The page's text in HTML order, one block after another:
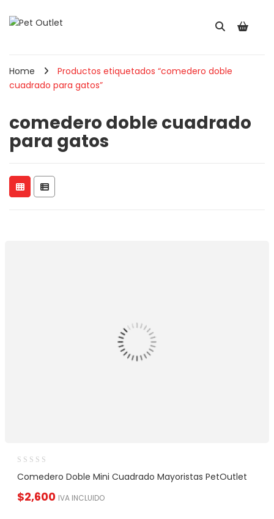
Home
Productos etiquetados “comedero doble
cuadrado para gatos”
comedero doble cuadrado
para gatos
Comedero Doble Mini Cuadrado Mayoristas PetOutlet
$2,600 IVA INCLUIDO